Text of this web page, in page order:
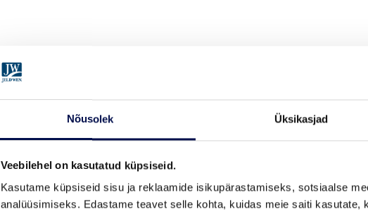
Nõusolek Üksikasjad
Veebilehel on kasutatud küpsiseid.
Kasutame küpsiseid sisu ja reklaamide isikupärastamiseks, sotsiaalse
analüüsimiseks. Edastame teavet selle kohta, kuidas meie saiti kasutate,